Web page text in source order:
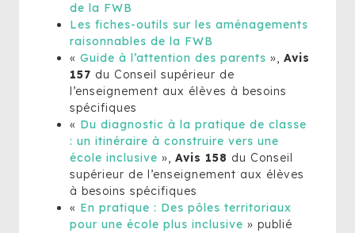
de la FWB
Les fiches-outils sur les aménagements
raisonnables de la FWB
« Guide à l’attention des parents », Avis
157 du Conseil supérieur de
l’enseignement aux élèves à besoins
spécifiques
« Du diagnostic à la pratique de classe
: un itinéraire à construire vers une
école inclusive », Avis 158 du Conseil
supérieur de l’enseignement aux élèves
à besoins spécifiques
« En pratique : Des pôles territoriaux
pour une école plus inclusive » publié